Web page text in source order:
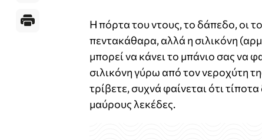
Η πόρτα του ντους, το δάπεδο, οι
πεντακάθαρα, αλλά η σιλικόνη
μπορεί να κάνει το μπάνιο σας να
σιλικόνη γύρω από τον νεροχύτη
τρίβετε, συχνά φαίνεται ότι
μαύρους λεκέδες.